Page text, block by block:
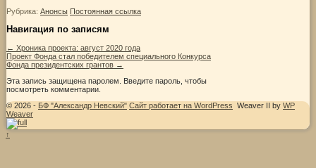
Рубрика: Анонсы Постоянная ссылка
Навигация по записям
← Хроника проекта: август 2020 года
Проект Фонда стал победителем специального Конкурса
Фонда президентских грантов →
Эта запись защищена паролем. Введите пароль, чтобы
посмотреть комментарии.
© 2026 - БФ "Александр Невский" Сайт работает на WordPress Weaver II by WP
Weaver
↑